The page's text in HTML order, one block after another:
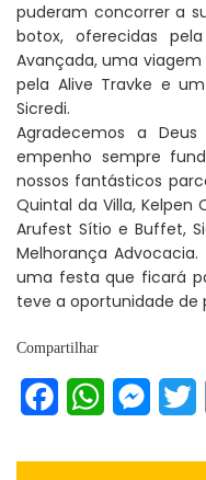
puderam concorrer a
botox, oferecidas
Avançada, uma viagem
pela Alive Travke e
Sicredi.
Agradecemos a
empenho sempre
nossos fantásticos
Quintal da Villa, Kelpen
Arufest Sítio e Buffet,
Melhorança
uma festa que ficará
teve a oportunidade de
Compartilhar
FacebookWhatsApp